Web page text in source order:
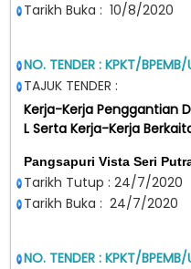
Tarikh Buka : 10/8/2020
NO. TENDER : KPKT/
TAJUK TENDER :
Kerja-Kerja Penggantian
L Serta Kerja-Kerja
Pangsapuri Vista Seri
Tarikh Tutup : 24/7/2020
Tarikh Buka : 24/7/2020
NO. TENDER : KPKT/